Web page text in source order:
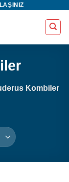
Kombiler